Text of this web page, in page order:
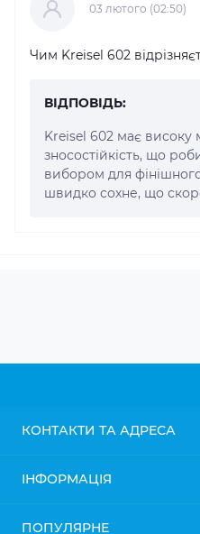
03 лютого (02:50)
Чим Kreisel 602
ВІДПОВІДЬ:
Kreisel 602 має високу
зносостійкість, що
вибором для
швидко сохне, що
КОНТАКТИ ТА АДРЕСА
ІНФОРМАЦІЯ
ПОПУЛЯРНЕ